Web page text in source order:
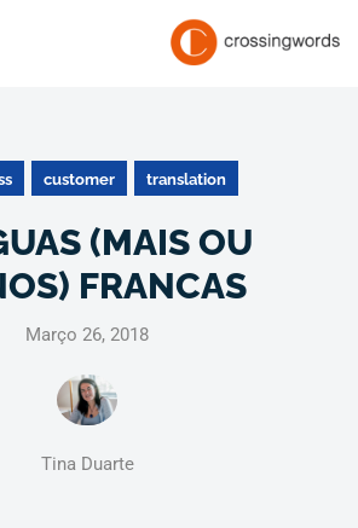
customer translation
(MAIS OU
FRANCAS
Março 26, 2018
Tina Duarte